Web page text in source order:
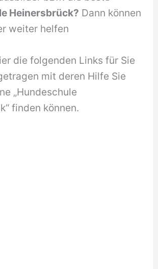
Heinersbrück? Dann können
weiter helfen
die folgenden Links für Sie
mit deren Hilfe Sie
„Hundeschule
finden können.